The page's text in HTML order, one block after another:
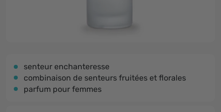
senteur enchanteresse
combinaison de senteurs fruitées et florales
parfum pour femmes